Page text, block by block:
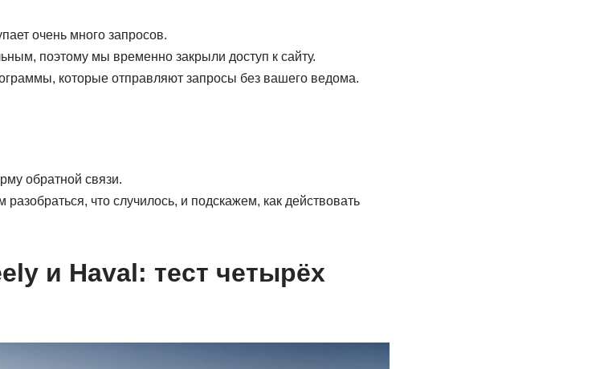
очень много запросов.
поэтому мы временно закрыли доступ к сайту.
которые отправляют запросы без вашего ведома.
обратной связи.
что случилось, и подскажем, как действовать
и Haval: тест четырёх